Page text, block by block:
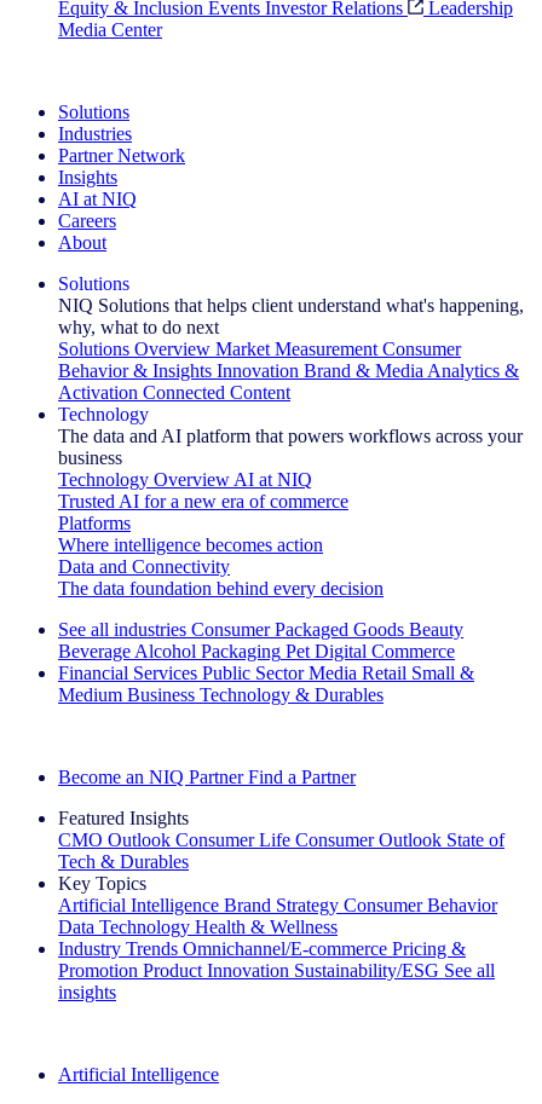
Equity & Inclusion Events Investor Relations
Leadership
Media Center
Solutions
Industries
Partner Network
Insights
AI at NIQ
Careers
About
Solutions
NIQ Solutions that helps client understand what's happening,
why, what to do next
Solutions Overview Market Measurement Consumer
Behavior & Insights Innovation Brand & Media Analytics &
Activation Connected Content
Technology
The data and AI platform that powers workflows across your
business
Technology Overview AI at NIQ
Trusted AI for a new era of commerce
Platforms
Where intelligence becomes action
Data and Connectivity
The data foundation behind every decision
See all industries Consumer Packaged Goods Beauty
Beverage Alcohol Packaging Pet Digital Commerce
Financial Services Public Sector Media Retail Small &
Medium Business Technology & Durables
Become an NIQ Partner Find a Partner
Featured Insights
CMO Outlook Consumer Life Consumer Outlook State of
Tech & Durables
Key Topics
Artificial Intelligence Brand Strategy Consumer Behavior
Data Technology Health & Wellness
Industry Trends Omnichannel/E-commerce Pricing &
Promotion Product Innovation Sustainability/ESG See all
insights
Artificial Intelligence